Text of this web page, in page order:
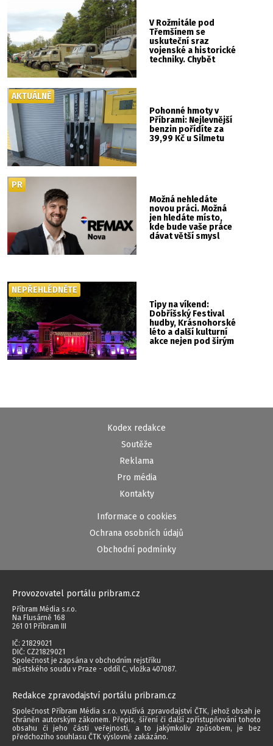
V Rožmitále pod
Třemšínem se
uskuteční sraz
vojenské a historické
techniky. Chybět
Pohonné hmoty v
Příbrami: Nejlevnější
benzin pořídíte za
39,99 Kč u Silmetu
AKTUÁLNĚ
Možná nehledáte
novou práci. Možná
jen hledáte místo,
kde bude vaše práce
dávat větší smysl
PR
Tipy na víkend:
Dobříšský Festival
hudby, Krásnohorské
léto a další kulturní
akce nejen pod širým
NEPŘEHLÉDNĚTE
Kodex redakce
Soutěže
Reklama
Pro média
Kontakty
Informace o cookies
Ochrana osobních údajů
Obchodní podmínky
Provozovatel portálu pribram.cz
Příbram Média s.r.o.
Na Flusárně 168
261 01 Příbram III
IČ: 21829021
DIČ: CZ21829021
Společnost je zapsána v obchodním rejstříku
městského soudu v Praze - oddíl C, vložka 407087.
Redakce zpravodajství portálu pribram.cz
Společnost Příbram Média s.r.o. využívá zpravodajství ČTK, jehož obsah je
chráněn autorským zákonem. Přepis, šíření či další zpřístupňování tohoto
obsahu či jeho části veřejnosti, a to jakýmkoliv způsobem, je bez
předchozího souhlasu ČTK výslovně zakázáno.